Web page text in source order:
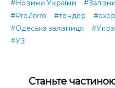
#Новини України
#ProZorro
#тендер
#Одеська залізниця
#УЗ
Cтаньте